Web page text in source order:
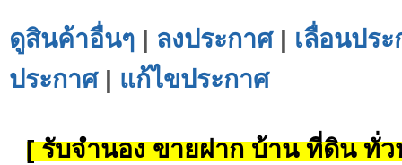
ดูสินค้าอื่นๆ | ลงประกาศ| เลื่อนปร
ประกาศ| แก้ไขประกาศ
[ รับจำนอง ขายฝาก บ้าน ที่ดิน ทั่ว